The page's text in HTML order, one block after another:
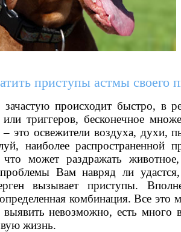
приступы астмы своего
происходит быстро, в
или триггеров, бесконечное
это освежители воздуха, духи,
наиболее
что может раздражать
Вам навряд ли
вызывает приступы.
комбинация. Все
невозможно, есть много
жизнь.